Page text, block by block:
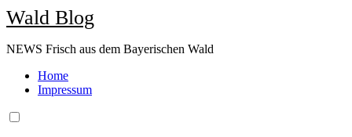
Wald Blog
NEWS Frisch aus dem Bayerischen Wald
Home
Impressum